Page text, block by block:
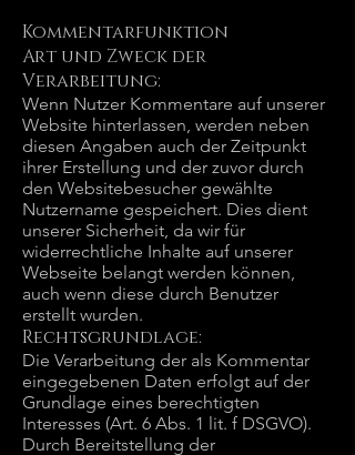
Kommentarfunktion
Art und Zweck der
Verarbeitung:
Wenn Nutzer Kommentare auf unserer
Website hinterlassen, werden neben
diesen Angaben auch der Zeitpunkt
ihrer Erstellung und der zuvor durch
den Websitebesucher gewählte
Nutzername gespeichert. Dies dient
unserer Sicherheit, da wir für
widerrechtliche Inhalte auf unserer
Webseite belangt werden können,
auch wenn diese durch Benutzer
erstellt wurden.
Rechtsgrundlage:
Die Verarbeitung der als Kommentar
eingegebenen Daten erfolgt auf der
Grundlage eines berechtigten
Interesses (Art. 6 Abs. 1 lit. f DSGVO).
Durch Bereitstellung der